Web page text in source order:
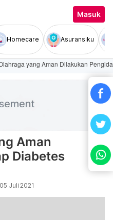
Masuk
Homecare Asuransiku
yang Aman Dilakukan
Aman
Diabetes
05 Juli 2021